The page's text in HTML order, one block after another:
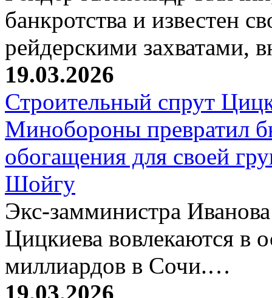
банкротства и известен
рейдерскими захватами,
19.03.2026
Строительный спрут
Минобороны превратил
обогащения для своей
Шойгу
Экс-замминистра
Цицкиева вовлекаются в
миллиардов в Сочи.…
19.03.2026